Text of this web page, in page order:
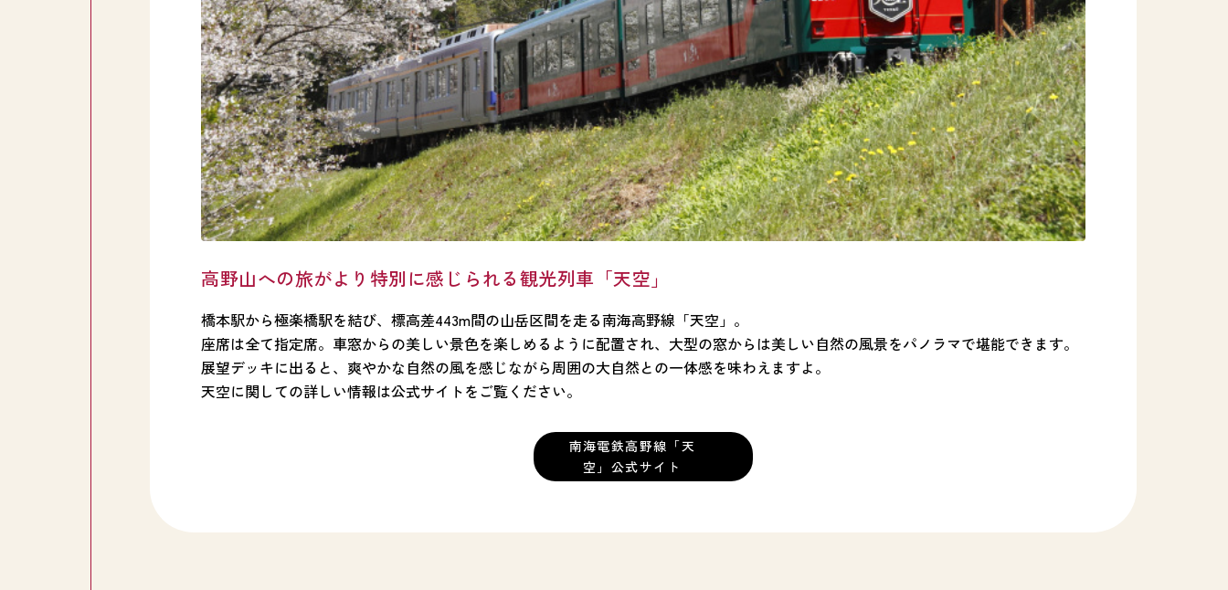
高野山への旅がより特別に感じられる観光列車「天空」
橋本駅から極楽橋駅を結び、標高差443m間の山岳区間を走る南海高野線「天空」。
座席は全て指定席。車窓からの美しい景色を楽しめるように配置され、大型の窓からは美しい自然の風景をパノラマで堪能できます。
展望デッキに出ると、爽やかな自然の風を感じながら周囲の大自然との一体感を味わえますよ。
天空に関しての詳しい情報は公式サイトをご覧ください。
南海電鉄高野線「天
空」公式サイト